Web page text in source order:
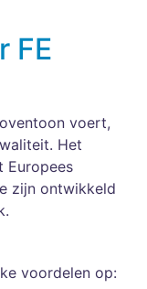
FE
voert,
Het
Europees
zijn ontwikkeld
voordelen op: